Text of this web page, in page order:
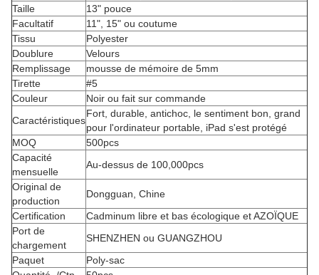
Taille
13" pouce
Facultatif
11", 15" ou coutume
Tissu
Polyester
Doublure
Velours
Remplissage
mousse de mémoire de 5mm
Tirette
#5
Couleur
Noir ou fait sur commande
Caractéristiques
Fort, durable, antichoc, le sentiment bon, grand
pour l'ordinateur portable, iPad s'est protégé
MOQ
500pcs
Capacité
mensuelle
Au-dessus de 100,000pcs
Original de
production
Dongguan, Chine
Certification
Cadminum libre et bas écologique et AZOÏQUE
Port de
chargement
SHENZHEN ou GUANGZHOU
Paquet
Poly-sac